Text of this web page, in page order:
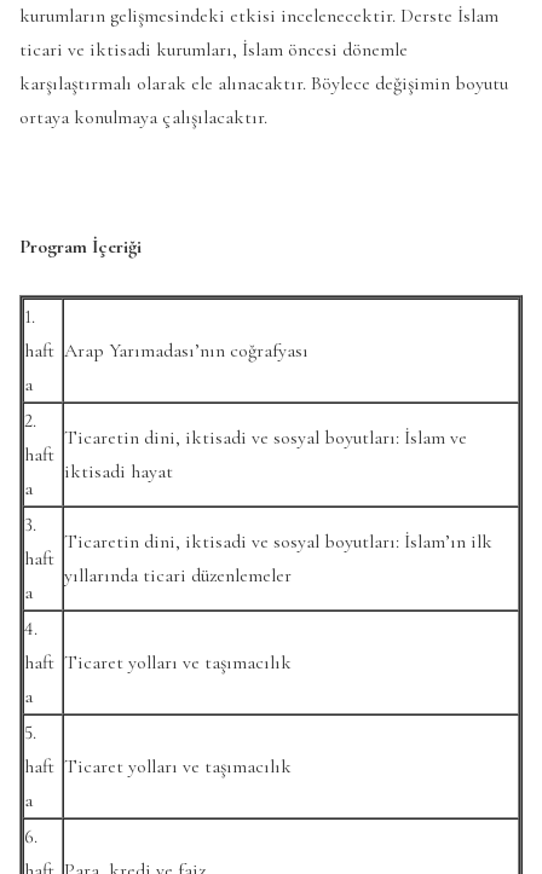
kurumların gelişmesindeki etkisi incelenecektir. Derste İslam
ticari ve iktisadi kurumları, İslam öncesi dönemle
karşılaştırmalı olarak ele alınacaktır. Böylece değişimin boyutu
ortaya konulmaya çalışılacaktır.
Program İçeriği
1.
haft
a
Arap Yarımadası’nın coğrafyası
2.
haft
a
Ticaretin dini, iktisadi ve sosyal boyutları: İslam ve
iktisadi hayat
3.
haft
a
Ticaretin dini, iktisadi ve sosyal boyutları: İslam’ın ilk
yıllarında ticari düzenlemeler
4.
haft
a
Ticaret yolları ve taşımacılık
5.
haft
a
Ticaret yolları ve taşımacılık
6.